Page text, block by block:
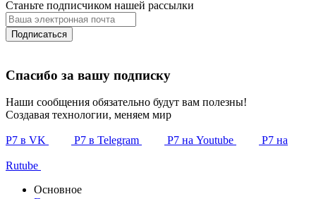
Станьте подписчиком нашей рассылки
Подписаться
Спасибо за вашу подписку
Наши сообщения обязательно будут вам полезны!
Создавая технологии, меняем мир
Р7 в VK Р7 в Telegram Р7 на Youtube Р7 на
Rutube
Основное